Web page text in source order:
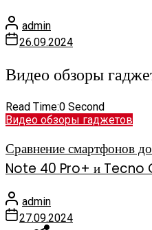
admin
26.09.2024
Видео обзоры
Read Time:0 Second
Видео обзоры гаджетов
Сравнение смартфонов
Note 40 Pro+ и Tecno
admin
27.09.2024